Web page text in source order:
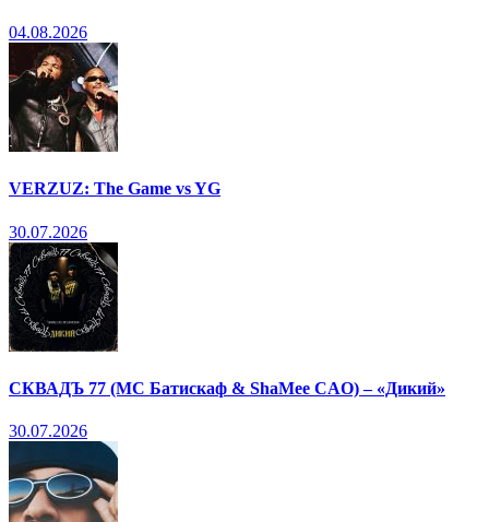
04.08.2026
VERZUZ: The Game vs YG
30.07.2026
СКВАДЪ 77 (МС Батискаф & ShaMee CAO) – «Дикий»
30.07.2026